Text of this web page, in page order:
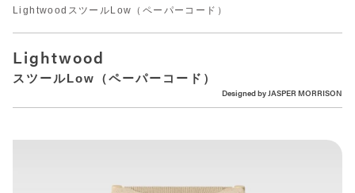
LightwoodスツールLow（ペーパーコード）
Lightwood
スツールLow（ペーパーコード）
Designed byJASPER MORRISON